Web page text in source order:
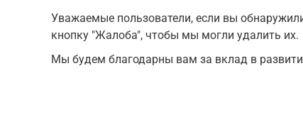
Уважаемые пользователи, если вы
кнопку "Жалоба", чтобы мы могли удалить их.
Мы будем благодарны вам за вклад в